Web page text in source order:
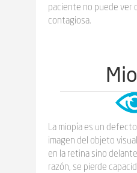
paciente no puede ver
contagiosa.
La miopía es un
imagen del objeto
en la retina sino
razón, se pierde